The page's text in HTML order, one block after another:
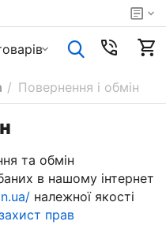
/ Повернення і обмін
та обмін
в нашому інтернет
належної якості
прав